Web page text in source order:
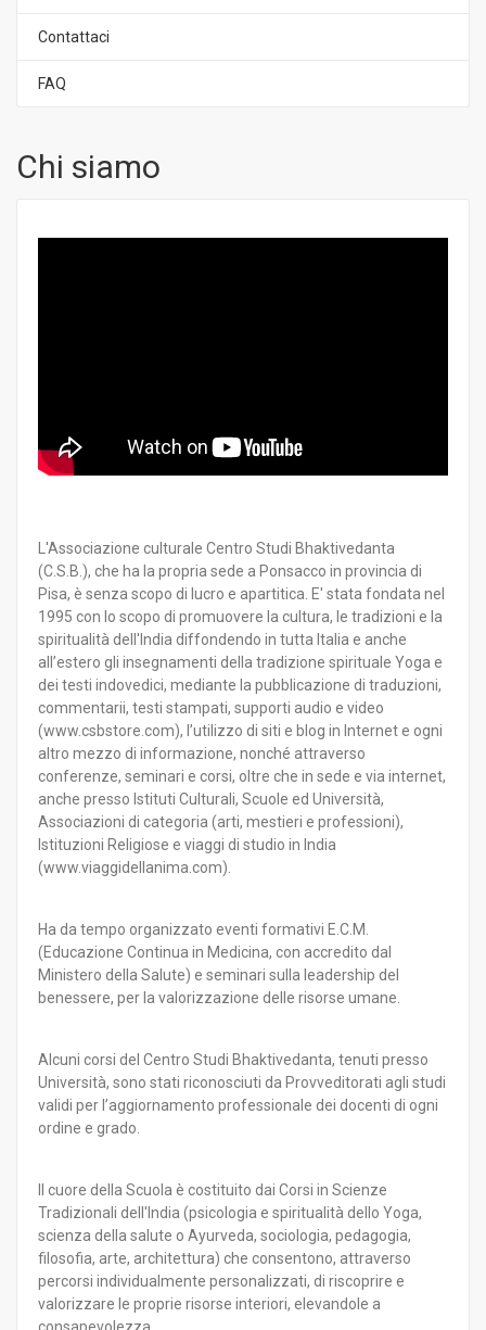
Contattaci
FAQ
Chi siamo
L'Associazione culturale Centro Studi Bhaktivedanta
(C.S.B.), che ha la propria sede a Ponsacco in provincia di
Pisa, è senza scopo di lucro e apartitica. E' stata fondata nel
1995 con lo scopo di promuovere la cultura, le tradizioni e la
spiritualità dell'India diffondendo in tutta Italia e anche
all’estero gli insegnamenti della tradizione spirituale Yoga e
dei testi indovedici, mediante la pubblicazione di traduzioni,
commentarii, testi stampati, supporti audio e video
(www.csbstore.com), l’utilizzo di siti e blog in Internet e ogni
altro mezzo di informazione, nonché attraverso
conferenze, seminari e corsi, oltre che in sede e via internet,
anche presso Istituti Culturali, Scuole ed Università,
Associazioni di categoria (arti, mestieri e professioni),
Istituzioni Religiose e viaggi di studio in India
(www.viaggidellanima.com).
Ha da tempo organizzato eventi formativi E.C.M.
(Educazione Continua in Medicina, con accredito dal
Ministero della Salute) e seminari sulla leadership del
benessere, per la valorizzazione delle risorse umane.
Alcuni corsi del Centro Studi Bhaktivedanta, tenuti presso
Università, sono stati riconosciuti da Provveditorati agli studi
validi per l’aggiornamento professionale dei docenti di ogni
ordine e grado.
Il cuore della Scuola è costituito dai Corsi in Scienze
Tradizionali dell'India (psicologia e spiritualità dello Yoga,
scienza della salute o Ayurveda, sociologia, pedagogia,
filosofia, arte, architettura) che consentono, attraverso
percorsi individualmente personalizzati, di riscoprire e
valorizzare le proprie risorse interiori, elevandole a